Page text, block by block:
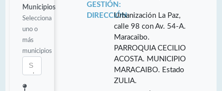
Municipios
Selecciona
uno o
más
municipios
GESTIÓN:
DIRECCIÓN:Urbanización La Paz,
calle 98 con Av. 54-A.
Maracaibo.
PARROQUIA CECILIO
ACOSTA. MUNICIPIO
MARACAIBO. Estado
ZULIA.